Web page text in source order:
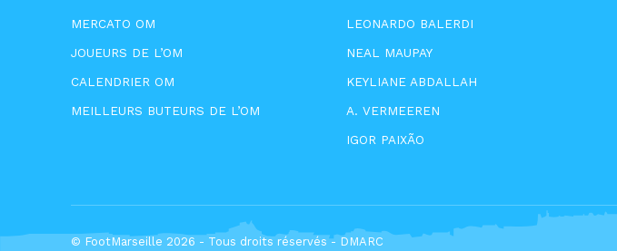
MERCATO OM
JOUEURS DE L’OM
CALENDRIER OM
MEILLEURS BUTEURS DE L’OM
LEONARDO BALERDI
NEAL MAUPAY
KEYLIANE ABDALLAH
A. VERMEEREN
IGOR PAIXÃO
© FootMarseille 2026 - Tous droits réservés - DMARC